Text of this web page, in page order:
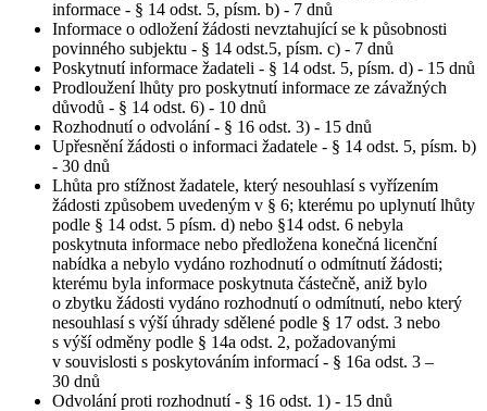
informace - § 14 odst. 5, písm. b) - 7 dnů
Informace o odložení žádosti nevztahující se k působnosti
povinného subjektu - § 14 odst.5, písm. c) - 7 dnů
Poskytnutí informace žadateli - § 14 odst. 5, písm. d) - 15 dnů
Prodloužení lhůty pro poskytnutí informace ze závažných
důvodů - § 14 odst. 6) - 10 dnů
Rozhodnutí o odvolání - § 16 odst. 3) - 15 dnů
Upřesnění žádosti o informaci žadatele - § 14 odst. 5, písm. b)
- 30 dnů
Lhůta pro stížnost žadatele, který nesouhlasí s vyřízením
žádosti způsobem uvedeným v § 6; kterému po uplynutí lhůty
podle § 14 odst. 5 písm. d) nebo §14 odst. 6 nebyla
poskytnuta informace nebo předložena konečná licenční
nabídka a nebylo vydáno rozhodnutí o odmítnutí žádosti;
kterému byla informace poskytnuta částečně, aniž bylo
o zbytku žádosti vydáno rozhodnutí o odmítnutí, nebo který
nesouhlasí s výší úhrady sdělené podle § 17 odst. 3 nebo
s výší odměny podle § 14a odst. 2, požadovanými
v souvislosti s poskytováním informací - § 16a odst. 3 –
30 dnů
Odvolání proti rozhodnutí - § 16 odst. 1) - 15 dnů